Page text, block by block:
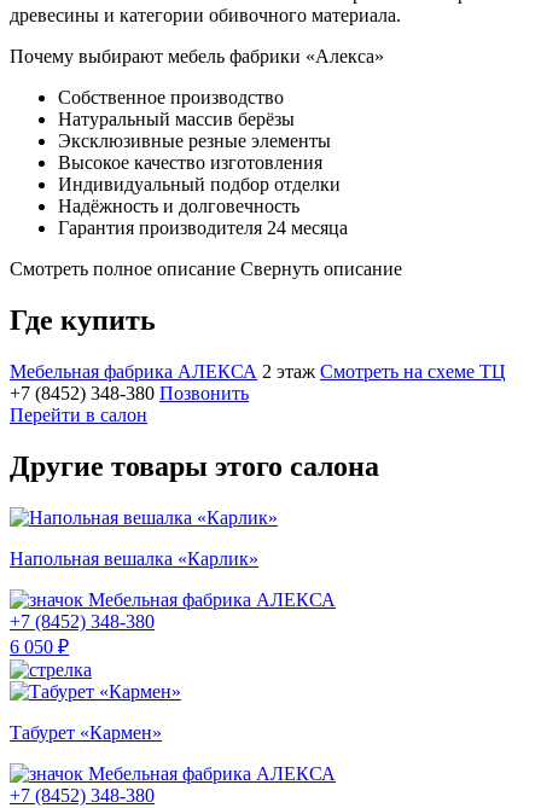
древесины и категории обивочного материала.
Почему выбирают мебель фабрики «Алекса»
Собственное производство
Натуральный массив берёзы
Эксклюзивные резные элементы
Высокое качество изготовления
Индивидуальный подбор отделки
Надёжность и долговечность
Гарантия производителя 24 месяца
Смотреть полное описание Свернуть описание
Где купить
Мебельная фабрика АЛЕКСА 2 этаж Смотреть на схеме ТЦ
+7 (8452) 348-380 Позвонить
Перейти в салон
Другие товары этого салона
Напольная вешалка «Карлик»
Мебельная фабрика АЛЕКСА
+7 (8452) 348-380
6 050 ₽
Табурет «Кармен»
Мебельная фабрика АЛЕКСА
+7 (8452) 348-380